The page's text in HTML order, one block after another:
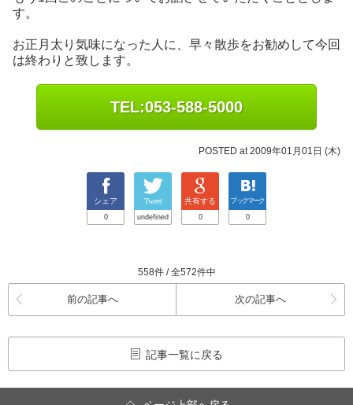
す。
お正月太り気味になった人に、早々散歩をお勧めして今回
は終わりと致します。
TEL:053-588-5000
POSTED at 2009年01月01日 (木)
シェア
0
Tweet
undefined
共有する
0
ブックマーク
0
558件 / 全572件中
前の記事へ 次の記事へ
記事一覧に戻る